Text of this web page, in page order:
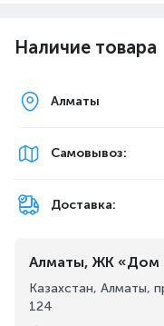
Наличие товара
Алматы
Самовывоз:
Доставка:
Алматы, ЖК «Дом
Казахстан, Алматы,
124